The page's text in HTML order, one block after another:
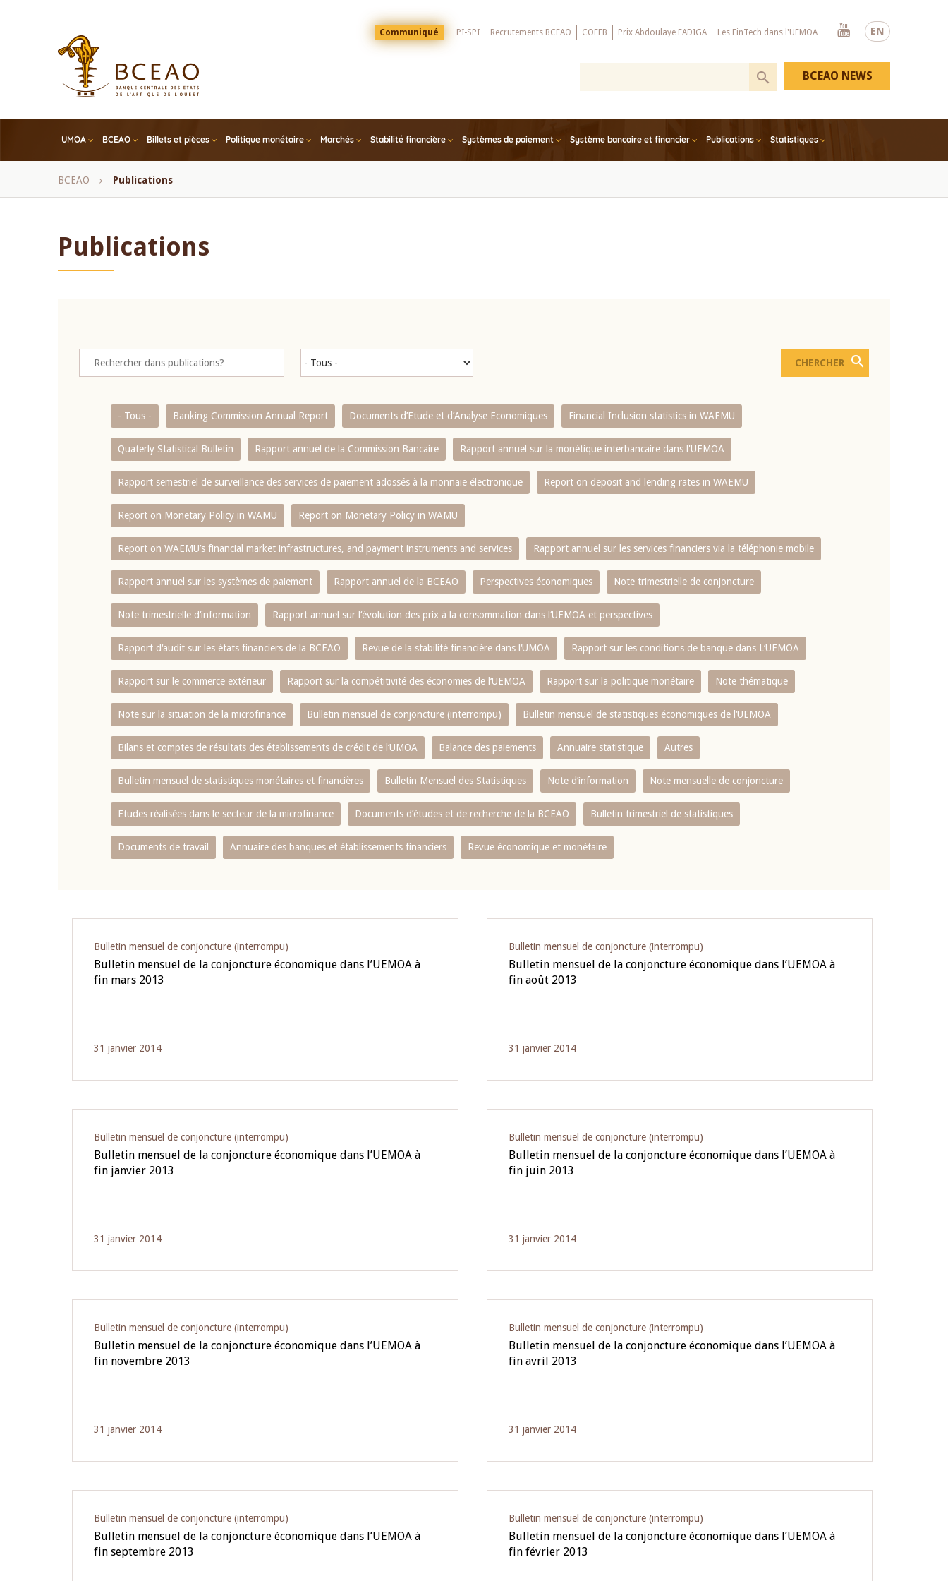
EN
Menu
Top
Communiqué PI-SPI Recrutements BCEAO COFEB Prix Abdoulaye FADIGA Les FinTech dans l'UEMOA
Youtube
UMOA BCEAO Billets et pièces Politique monétaire Marchés Stabilité financière Systèmes de paiement Système bancaire et financier Publications Statistiques
BCEAO NEWS
Fil
BCEAO Publications
Publications
- Tous - Banking Commission Annual Report Documents d’Etude et d’Analyse Economiques Financial Inclusion statistics in WAEMU
Quaterly Statistical Bulletin Rapport annuel de la Commission Bancaire Rapport annuel sur la monétique interbancaire dans l'UEMOA
Rapport semestriel de surveillance des services de paiement adossés à la monnaie électronique Report on deposit and lending rates in WAEMU
Report on Monetary Policy in WAMU Report on Monetary Policy in WAMU
Report on WAEMU’s financial market infrastructures, and payment instruments and services Rapport annuel sur les services financiers via la téléphonie mobile
Rapport annuel sur les systèmes de paiement Rapport annuel de la BCEAO Perspectives économiques Note trimestrielle de conjoncture
Note trimestrielle d‘information Rapport annuel sur l‘évolution des prix à la consommation dans l‘UEMOA et perspectives
Rapport d‘audit sur les états financiers de la BCEAO Revue de la stabilité financière dans l‘UMOA Rapport sur les conditions de banque dans L‘UEMOA
Rapport sur le commerce extérieur Rapport sur la compétitivité des économies de l‘UEMOA Rapport sur la politique monétaire Note thématique
Note sur la situation de la microfinance Bulletin mensuel de conjoncture (interrompu) Bulletin mensuel de statistiques économiques de l‘UEMOA
Bilans et comptes de résultats des établissements de crédit de l‘UMOA Balance des paiements Annuaire statistique Autres
Bulletin mensuel de statistiques monétaires et financières Bulletin Mensuel des Statistiques Note d’information Note mensuelle de conjoncture
Etudes réalisées dans le secteur de la microfinance Documents d’études et de recherche de la BCEAO Bulletin trimestriel de statistiques
Documents de travail Annuaire des banques et établissements financiers Revue économique et monétaire
Bulletin mensuel de conjoncture (interrompu)
Bulletin mensuel de la conjoncture économique dans l’UEMOA à
fin mars 2013
31 janvier 2014
Bulletin mensuel de conjoncture (interrompu)
Bulletin mensuel de la conjoncture économique dans l’UEMOA à
fin août 2013
31 janvier 2014
Bulletin mensuel de conjoncture (interrompu)
Bulletin mensuel de la conjoncture économique dans l’UEMOA à
fin janvier 2013
31 janvier 2014
Bulletin mensuel de conjoncture (interrompu)
Bulletin mensuel de la conjoncture économique dans l’UEMOA à
fin juin 2013
31 janvier 2014
Bulletin mensuel de conjoncture (interrompu)
Bulletin mensuel de la conjoncture économique dans l’UEMOA à
fin novembre 2013
31 janvier 2014
Bulletin mensuel de conjoncture (interrompu)
Bulletin mensuel de la conjoncture économique dans l’UEMOA à
fin avril 2013
31 janvier 2014
Bulletin mensuel de conjoncture (interrompu)
Bulletin mensuel de la conjoncture économique dans l’UEMOA à
fin septembre 2013
Bulletin mensuel de conjoncture (interrompu)
Bulletin mensuel de la conjoncture économique dans l’UEMOA à
fin février 2013